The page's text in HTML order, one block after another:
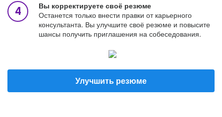
Вы корректируете своё резюме
Останется только внести правки от карьерного
консультанта. Вы улучшите своё резюме и повысите
шансы получить приглашения на собеседования.
Улучшить резюме